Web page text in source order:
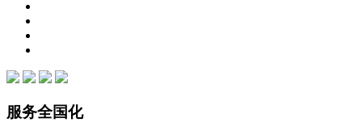
服务全国化